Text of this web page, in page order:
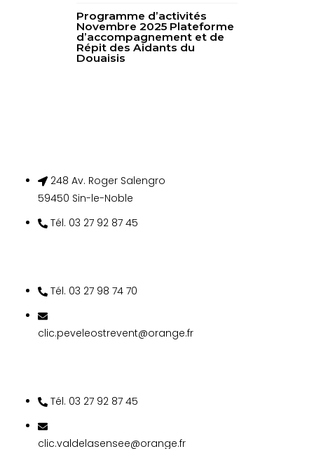
Programme d’activités
Novembre 2025 Plateforme
d’accompagnement et de
Répit des Aidants du
Douaisis
248 Av. Roger Salengro
59450 Sin-le-Noble
Tél. 03 27 92 87 45
Tél. 03 27 98 74 70
clic.peveleostrevent@orange.fr
Tél. 03 27 92 87 45
clic.valdelasensee@orange.fr